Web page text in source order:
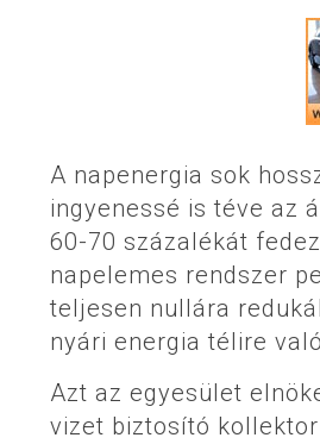
A napenergia sok
ingyenessé is téve az
60-70 százalékát
napelemes rendszer
teljesen nullára
nyári energia télire
Azt az egyesület
vizet biztosító